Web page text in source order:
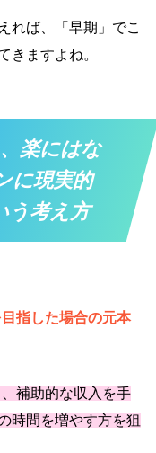
れば、「早期」でこ
きますよね。
楽にはな
に現実的
う考え方
指した場合の元本
補助的な収入を手
時間を増やす方を狙